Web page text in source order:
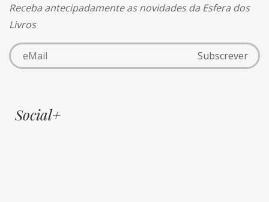
Receba antecipadamente as novidades da Esfera dos
Livros
Social+